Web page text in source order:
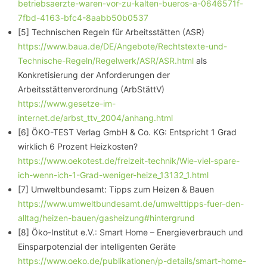
betriebsaerzte-waren-vor-zu-kalten-bueros-a-0646571f-
7fbd-4163-bfc4-8aabb50b0537
[5] Technischen Regeln für Arbeitsstätten (ASR)
https://www.baua.de/DE/Angebote/Rechtstexte-und-
Technische-Regeln/Regelwerk/ASR/ASR.html als
Konkretisierung der Anforderungen der
Arbeitsstättenverordnung (ArbStättV)
https://www.gesetze-im-
internet.de/arbst_ttv_2004/anhang.html
[6] ÖKO-TEST Verlag GmbH & Co. KG: Entspricht 1 Grad
wirklich 6 Prozent Heizkosten?
https://www.oekotest.de/freizeit-technik/Wie-viel-spare-
ich-wenn-ich-1-Grad-weniger-heize_13132_1.html
[7] Umweltbundesamt: Tipps zum Heizen & Bauen
https://www.umweltbundesamt.de/umwelttipps-fuer-den-
alltag/heizen-bauen/gasheizung#hintergrund
[8] Öko-Institut e.V.: Smart Home – Energieverbrauch und
Einsparpotenzial der intelligenten Geräte
https://www.oeko.de/publikationen/p-details/smart-home-